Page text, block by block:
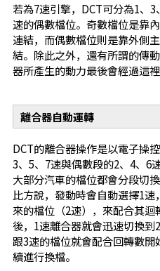
若為7速引擎，DCT可分為1、
速的偶數檔位。奇數檔位是靠
連結，而偶數檔位則是靠外側
結。除此之外，還有所謂的傳
器所產生的動力最後會經過這
離合器自動運轉
DCT的離合器操作是以電子操
3、5、7速與偶數段的2、4、6
大部分汽車的檔位都會分段切換
比方說，發動時會自動選擇1
來的檔位（2速），來配合其
後，1速離合器就會迅速切換
跟3速的檔位就會配合回轉數
續進行換檔。